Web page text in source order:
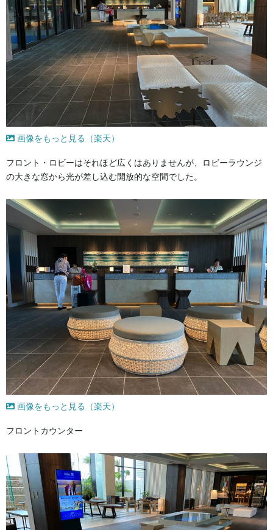
画像をもっと見る（楽天）
フロント・ロビーはそれほど広くはありませんが、ロビーラウンジ
の大きな窓から光が差し込む開放的な空間でした。
画像をもっと見る（楽天）
フロントカウンター